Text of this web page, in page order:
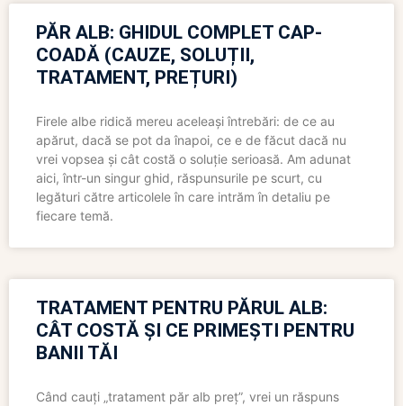
PĂR ALB: GHIDUL COMPLET CAP-
COADĂ (CAUZE, SOLUȚII,
TRATAMENT, PREȚURI)
Firele albe ridică mereu aceleași întrebări: de ce au
apărut, dacă se pot da înapoi, ce e de făcut dacă nu
vrei vopsea și cât costă o soluție serioasă. Am adunat
aici, într-un singur ghid, răspunsurile pe scurt, cu
legături către articolele în care intrăm în detaliu pe
fiecare temă.
TRATAMENT PENTRU PĂRUL ALB:
CÂT COSTĂ ȘI CE PRIMEȘTI PENTRU
BANII TĂI
Când cauți „tratament păr alb preț”, vrei un răspuns